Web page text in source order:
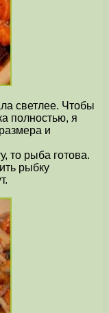
светлее. Чтобы
полностью, я
и
то рыба готова.
рыбку